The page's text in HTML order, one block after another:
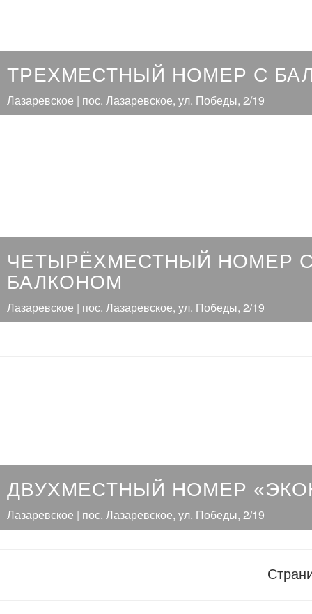
ТРЕХМЕСТНЫЙ НОМЕР С
Лазаревское | пос. Лазаревское, ул. Победы, 2/19
ЧЕТЫРЁХМЕСТНЫЙ НОМЕР
БАЛКОНОМ
Лазаревское | пос. Лазаревское, ул. Победы, 2/19
ДВУХМЕСТНЫЙ НОМЕР
Лазаревское | пос. Лазаревское, ул. Победы, 2/19